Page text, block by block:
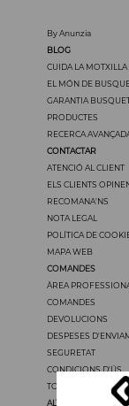
By Anunzia
BLOG
CUIDA LA
EL MÓN DE
GARANTIA
PRODUCTES
RECERCA
CONTACTAR
ATENCIÓ AL CLIENT
ELS CLIENTS
RECOMANA'NS
NOTA LEGAL
POLÍTICA DE
MAPA WEB
COMANDES
ÀREA
COMANDES
DEVOLUCIONS
DESPESES
SEGURETAT
CONDICIONS D'ÚS
TOTS ELS PREUS
ALTRES IDIOMES